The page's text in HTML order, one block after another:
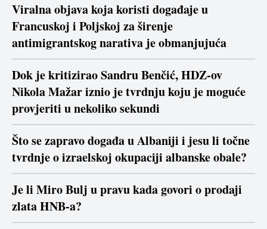
Viralna objava koja koristi događaje u
Francuskoj i Poljskoj za širenje
antimigrantskog narativa je obmanjujuća
Dok je kritizirao Sandru Benčić, HDZ-ov
Nikola Mažar iznio je tvrdnju koju je moguće
provjeriti u nekoliko sekundi
Što se zapravo događa u Albaniji i jesu li točne
tvrdnje o izraelskoj okupaciji albanske obale?
Je li Miro Bulj u pravu kada govori o prodaji
zlata HNB-a?